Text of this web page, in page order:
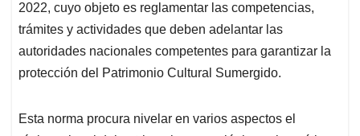
2022, cuyo objeto es reglamentar las competencias,
trámites y actividades que deben adelantar las
autoridades nacionales competentes para garantizar la
protección del Patrimonio Cultural Sumergido.
Esta norma procura nivelar en varios aspectos el